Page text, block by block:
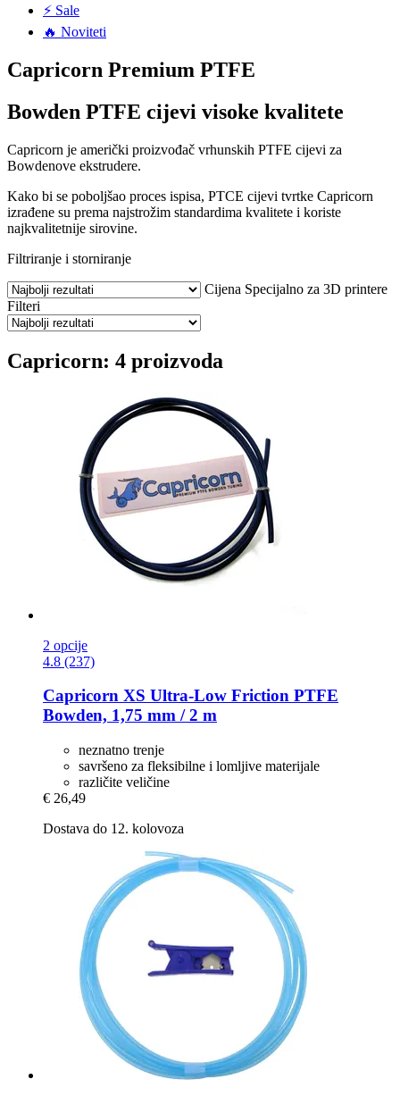
⚡ Sale
🔥 Noviteti
Capricorn Premium PTFE
Bowden PTFE cijevi visoke kvalitete
Capricorn je američki proizvođač vrhunskih PTFE cijevi za
Bowdenove ekstrudere.
Kako bi se poboljšao proces ispisa, PTCE cijevi tvrtke Capricorn
izrađene su prema najstrožim standardima kvalitete i koriste
najkvalitetnije sirovine.
Filtriranje i storniranje
Cijena Specijalno za 3D printere
Filteri
Capricorn: 4 proizvoda
2 opcije
4.8 (237)
Capricorn XS Ultra-​Low Friction PTFE
Bowden, 1,75 mm / 2 m
neznatno trenje
savršeno za fleksibilne i lomljive materijale
različite veličine
€ 26,49
Dostava do 12. kolovoza